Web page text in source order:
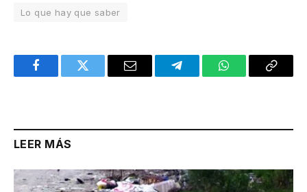
Lo que hay que saber
FacebookTwitter Email TelegramWhatsAppCopy
LEER MÁS